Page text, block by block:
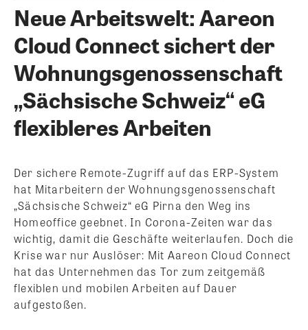
Neue Arbeitswelt: Aareon
Cloud Connect sichert der
Wohnungsgenossenschaft
„Sächsische Schweiz“ eG
flexibleres Arbeiten
Der sichere Remote-Zugriff auf das ERP-System
hat Mitarbeitern der Wohnungsgenossenschaft
„Sächsische Schweiz“ eG Pirna den Weg ins
Homeoffice geebnet. In Corona-Zeiten war das
wichtig, damit die Geschäfte weiterlaufen. Doch die
Krise war nur Auslöser: Mit Aareon Cloud Connect
hat das Unternehmen das Tor zum zeitgemäß
flexiblen und mobilen Arbeiten auf Dauer
aufgestoßen.